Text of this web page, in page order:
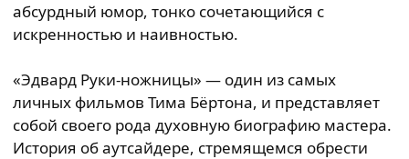
абсурдный юмор, тонко сочетающийся с
искренностью и наивностью.
«Эдвард Руки-ножницы» — один из самых
личных фильмов Тима Бёртона, и представляет
собой своего рода духовную биографию мастера.
История об аутсайдере, стремящемся обрести